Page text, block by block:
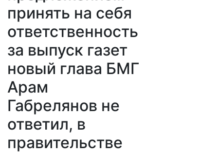
принять на себя
ответственность
за выпуск газет
новый глава БМГ
Арам
Габрелянов не
ответил, в
правительстве